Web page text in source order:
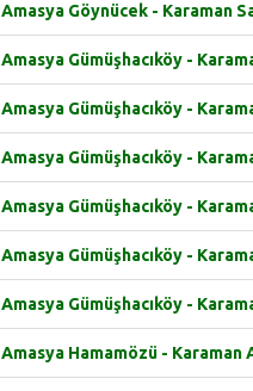
Amasya Göynücek - Karaman
Amasya Gümüşhacıköy -
Amasya Gümüşhacıköy -
Amasya Gümüşhacıköy -
Amasya Gümüşhacıköy -
Amasya Gümüşhacıköy -
Amasya Gümüşhacıköy -
Amasya Hamamözü - Karaman